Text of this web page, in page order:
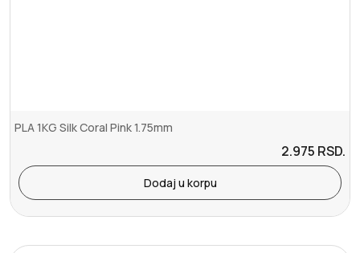
PLA 1KG Silk Coral Pink 1.75mm
2.975 RSD.
Dodaj u korpu